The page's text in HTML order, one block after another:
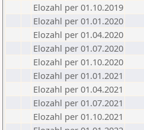
Elozahl per 01.10.2019
Elozahl per 01.01.2020
Elozahl per 01.04.2020
Elozahl per 01.07.2020
Elozahl per 01.10.2020
Elozahl per 01.01.2021
Elozahl per 01.04.2021
Elozahl per 01.07.2021
Elozahl per 01.10.2021